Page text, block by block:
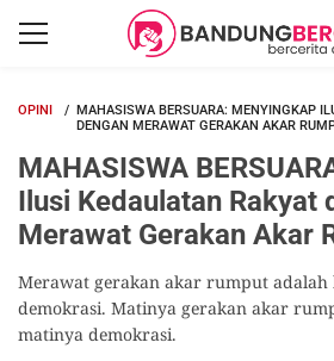
OPINI
MAHASISWA BERSUARA: MENYINGKAP
DENGAN MERAWAT GERAKAN AKAR
MAHASISWA
Ilusi Kedaulatan Rakyat
Merawat Gerakan Akar
Merawat gerakan akar rumput
demokrasi. Matinya gerakan akar
matinya demokrasi.